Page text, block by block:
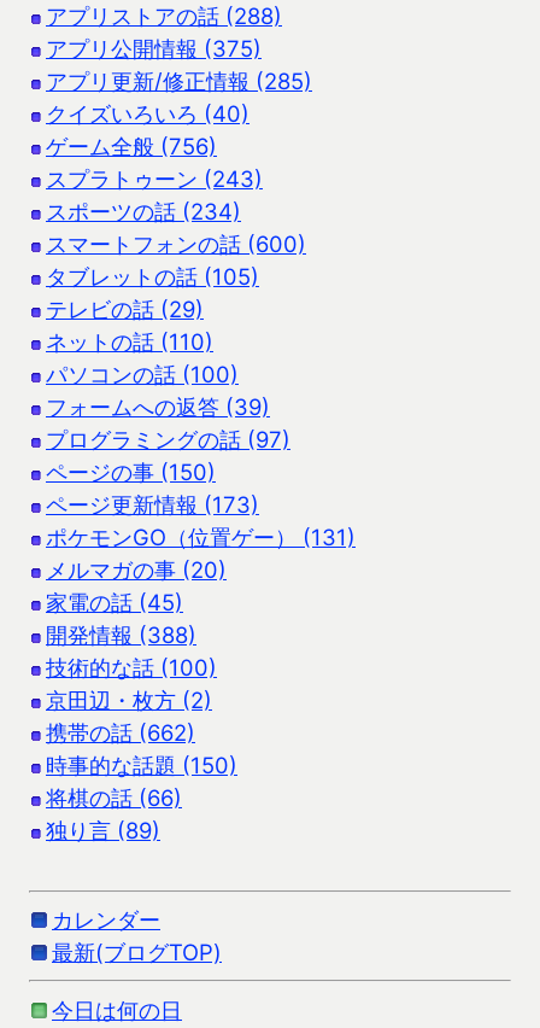
アプリストアの話 (288)
アプリ公開情報 (375)
アプリ更新/修正情報 (285)
クイズいろいろ (40)
ゲーム全般 (756)
スプラトゥーン (243)
スポーツの話 (234)
スマートフォンの話 (600)
タブレットの話 (105)
テレビの話 (29)
ネットの話 (110)
パソコンの話 (100)
フォームへの返答 (39)
プログラミングの話 (97)
ページの事 (150)
ページ更新情報 (173)
ポケモンGO（位置ゲー） (131)
メルマガの事 (20)
家電の話 (45)
開発情報 (388)
技術的な話 (100)
京田辺・枚方 (2)
携帯の話 (662)
時事的な話題 (150)
将棋の話 (66)
独り言 (89)
カレンダー
最新(ブログTOP)
今日は何の日